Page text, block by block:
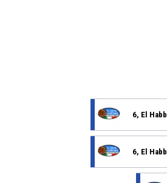
6, El
6, El